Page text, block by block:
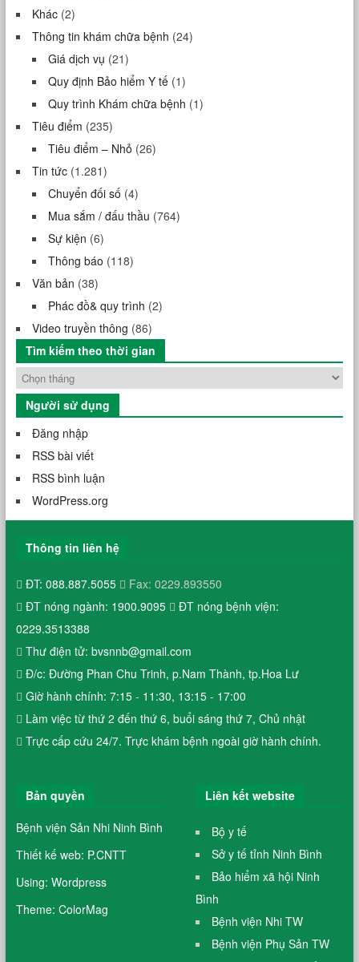
Khác(2)
Thông tin khám chữa bệnh (24)
Giá dịch vụ (21)
Quy định Bảo hiểm Y tế(1)
Quy trình Khám chữa bệnh (1)
Tiêu điểm (235)
Tiêu điểm – Nhỏ (26)
Tin tức(1.281)
Chuyển đối số (4)
Mua sắm / đấu thầu (764)
Sự kiện (6)
Thông báo (118)
Văn bản (38)
Phác đồ& quy trình (2)
Video truyền thông (86)
Tìm kiếm theo thời gian
Người sử dụng
Đăng nhập
RSS bài viết
RSS bình luận
WordPress.org
Thông tin liên hệ
ĐT: 088.887.5055
Fax: 0229.893550
ĐT nóng ngành: 1900.9095
ĐT nóng bệnh viện:
0229.3513388
Thư điện tử: bvsnnb@gmail.com
Đ/c: Đường Phan Chu Trinh, p.Nam Thành, tp.Hoa Lư
Giờ hành chính: 7:15 - 11:30, 13:15 - 17:00
Làm việc từ thứ 2 đến thứ 6, buổi sáng thứ 7, Chủ nhật
Trực cấp cứu 24/7. Trực khám bệnh ngoài giờ hành chính.
Bản quyền
Bệnh viện Sản Nhi Ninh Bình
Thiết kế web: P.CNTT
Using: Wordpress
Theme: ColorMag
Liên kết website
Bộ y tế
Sở y tế tỉnh Ninh Bình
Bảo hiểm xã hội Ninh
Bình
Bệnh viện Nhi TW
Bệnh viện Phụ Sản TW